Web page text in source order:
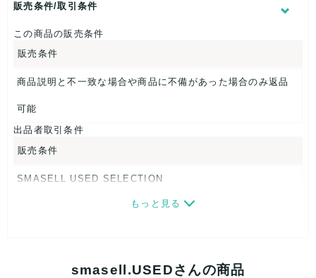
【 サイズ・容量 】
表記サイズ：M
着丈：約44cm
袖丈：約41cm
【 生産地 】
日本
素材タグを撮影しておりますので、ご確認くださいませ。
販売条件/取引条件
この商品の販売条件
販売条件
商品説明と不一致な場合や商品に不備があった場合のみ返品
可能
出品者取引条件
販売条件
SMASELL USED SELECTION
画像ダウンロードなので、転売にも最適♪
もっと見る
smasell.USEDさんの商品